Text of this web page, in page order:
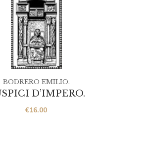
D’IMPERO.
€16.00
BODRERO EMILIO.